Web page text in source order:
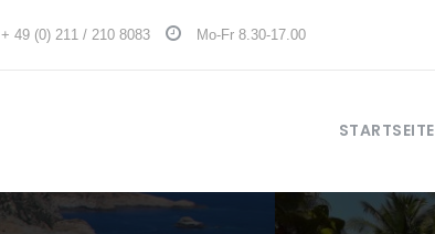
+ 49 (0) 211 / 210 8083 Mo-Fr 8.30-17.00
STARTSEITE